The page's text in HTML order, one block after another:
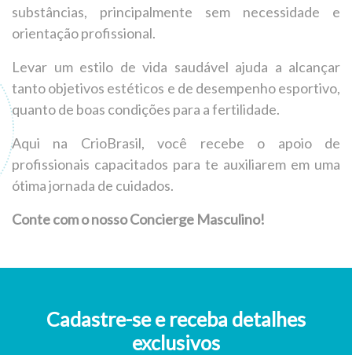
substâncias, principalmente sem necessidade e
orientação profissional.
Levar um estilo de vida saudável ajuda a alcançar
tanto objetivos estéticos e de desempenho esportivo,
quanto de boas condições para a fertilidade.
Aqui na CrioBrasil, você recebe o apoio de
profissionais capacitados para te auxiliarem em uma
ótima jornada de cuidados.
Conte com o nosso Concierge Masculino!
Cadastre-se e receba detalhes
exclusivos